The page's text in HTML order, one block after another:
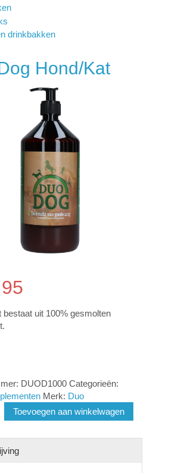
drinkbakken
Hond/Kat
bestaat uit 100% gesmolten
DUOD1000 Categorieën:
Merk: Duo
Toevoegen aan winkelwagen